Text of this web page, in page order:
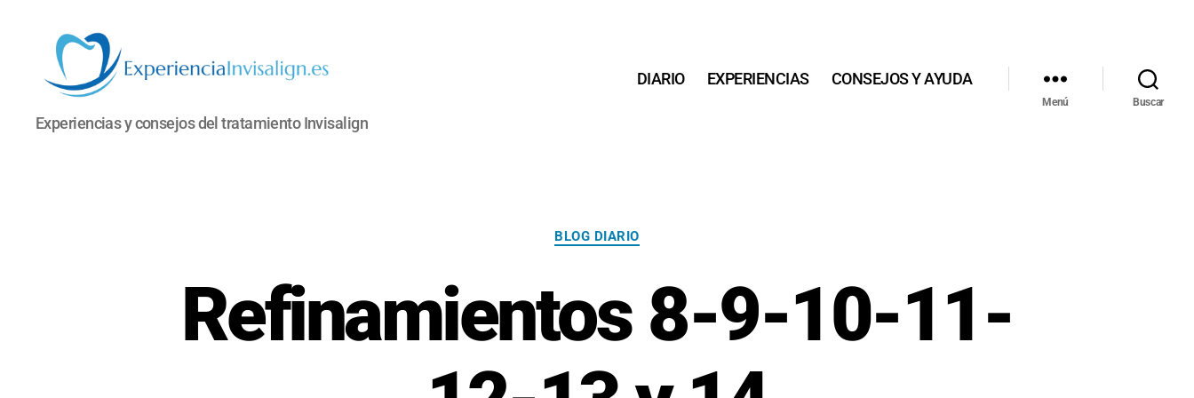
INVISALIGN
Experiencias y consejos del tratamiento Invisalign
DIARIO EXPERIENCIAS CONSEJOS Y AYUDA
Menú Buscar
Categorías
BLOG DIARIO
Refinamientos 8-9-10-11-